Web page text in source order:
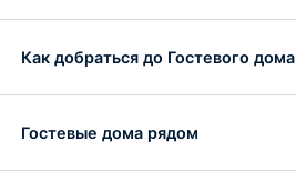
Как добраться до Гостевого дома
Гостевые дома рядом